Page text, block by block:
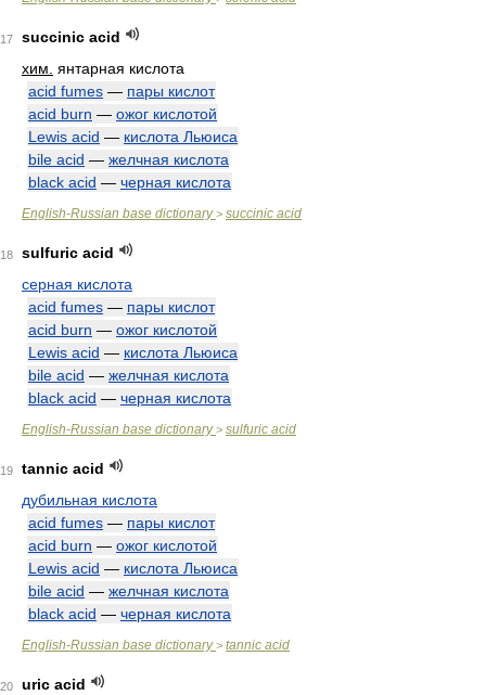
17
succinic acid
хим. янтарная кислота
acid fumes — пары кислот
acid burn — ожог кислотой
Lewis acid — кислота Льюиса
bile acid — желчная кислота
black acid — черная кислота
English-Russian base dictionary> succinic acid
18
sulfuric acid
серная кислота
acid fumes — пары кислот
acid burn — ожог кислотой
Lewis acid — кислота Льюиса
bile acid — желчная кислота
black acid — черная кислота
English-Russian base dictionary> sulfuric acid
19
tannic acid
дубильная кислота
acid fumes — пары кислот
acid burn — ожог кислотой
Lewis acid — кислота Льюиса
bile acid — желчная кислота
black acid — черная кислота
English-Russian base dictionary> tannic acid
20
uric acid